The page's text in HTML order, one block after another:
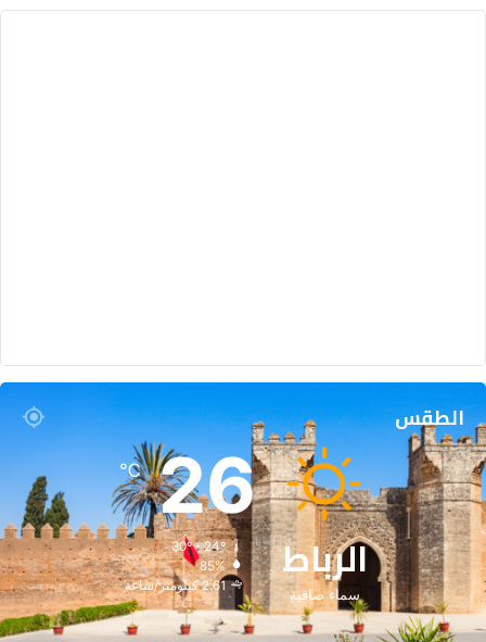
الطقس
الرباط
سماء صافية
26
℃
30º - 24º
85%
2.61 كيلومتر/ساعة